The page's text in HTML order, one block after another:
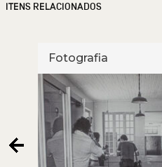
ITENS RELACIONADOS
Fotografia